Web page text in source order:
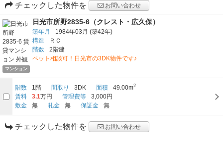
チェックした物件を
お問い合わせ
マンション
日光市所野2835-6（クレスト・広久保）
築年月 1984年03月 (築42年)
構造
ＲＣ
階数
2階建
ペット相談可！日光市の3DK物件です♪
階数 1階 間取り 3DK 面積 49.00m2
賃料 3.1万円 管理費等
3,000円
敷金
無 礼金 無 保証金 無
チェックした物件を お問い合わせ